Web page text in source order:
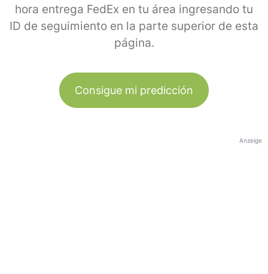
hora entrega FedEx en tu área ingresando tu
ID de seguimiento en la parte superior de esta
página.
Consigue mi predicción
Anzeige